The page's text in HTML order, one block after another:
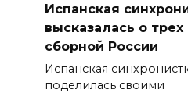
Испанская
высказалась о
сборной России
Испанская
поделилась своими